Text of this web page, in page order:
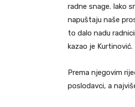
radne snage. Iako
napuštaju naše
to dalo nadu
kazao je Kurtinović.
Prema njegovim
poslodavci, a